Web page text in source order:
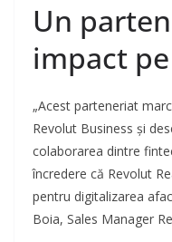
Un
impact
„Acest parteneriat
Revolut Business și
colaborarea dintre
încredere că Revolut
pentru digitalizarea
Boia, Sales Manager